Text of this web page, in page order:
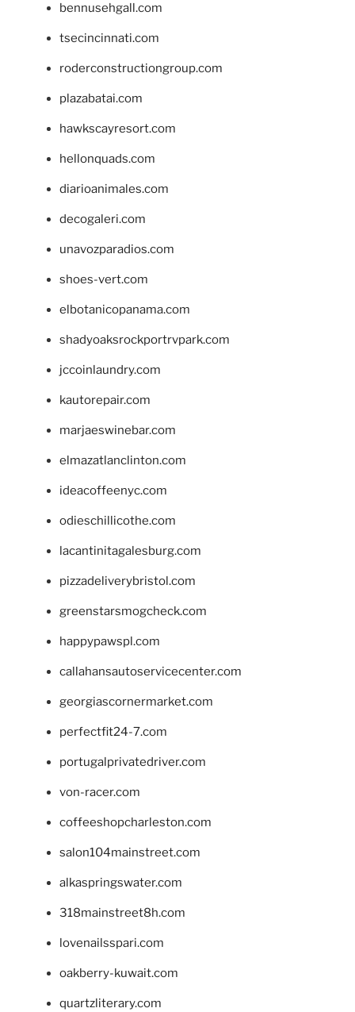
bennusehgall.com
tsecincinnati.com
roderconstructiongroup.com
plazabatai.com
hawkscayresort.com
hellonquads.com
diarioanimales.com
decogaleri.com
unavozparadios.com
shoes-vert.com
elbotanicopanama.com
shadyoaksrockportrvpark.com
jccoinlaundry.com
kautorepair.com
marjaeswinebar.com
elmazatlanclinton.com
ideacoffeenyc.com
odieschillicothe.com
lacantinitagalesburg.com
pizzadeliverybristol.com
greenstarsmogcheck.com
happypawspl.com
callahansautoservicecenter.com
georgiascornermarket.com
perfectfit24-7.com
portugalprivatedriver.com
von-racer.com
coffeeshopcharleston.com
salon104mainstreet.com
alkaspringswater.com
318mainstreet8h.com
lovenailsspari.com
oakberry-kuwait.com
quartzliterary.com